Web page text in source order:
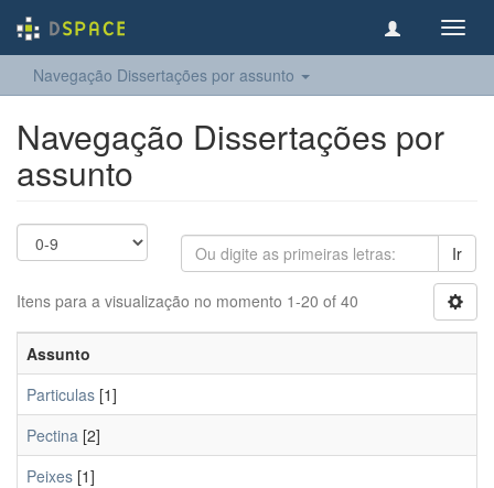
Navegação Dissertações por assunto
Navegação Dissertações por
assunto
Ir
Itens para a visualização no momento 1-20 of 40
Assunto
Particulas [1]
Pectina [2]
Peixes [1]